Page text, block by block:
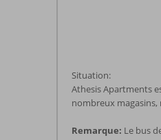
Situation:
Athesis Apartments
nombreux
Remarque: Le bus